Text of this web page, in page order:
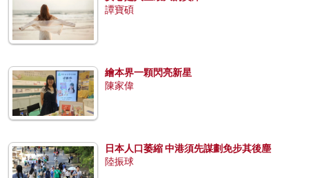
譚寶碩
繪本界一顆閃亮新星
陳家偉
日本人口萎縮 中港須先謀劃免步其後塵
陸振球